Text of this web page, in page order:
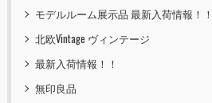
モデルルーム展示品 最新入荷情報！！
北欧Vintage ヴィンテージ
最新入荷情報！！
無印良品